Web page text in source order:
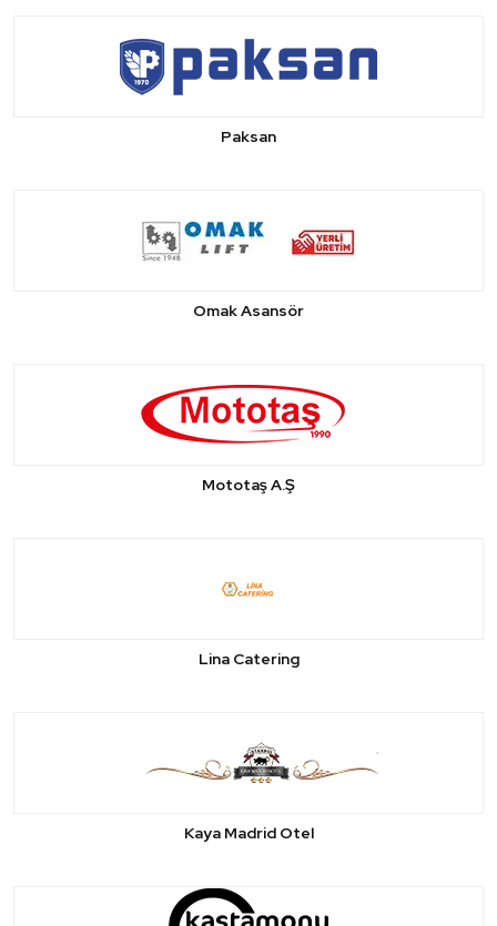
Paksan
Omak Asansör
Mototaş A.Ş
Lina Catering
Kaya Madrid Otel